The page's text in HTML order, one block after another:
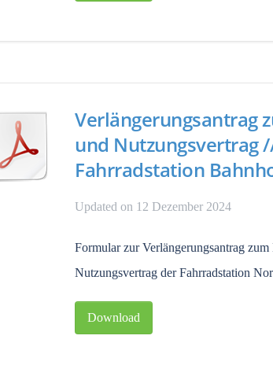
Verlängerungsantrag
und Nutzungsvertrag
Fahrradstation
Updated on 12 Dezember 2024
Formular zur Verlängerungsantrag
Nutzungsvertrag der Fahrradstation
Download